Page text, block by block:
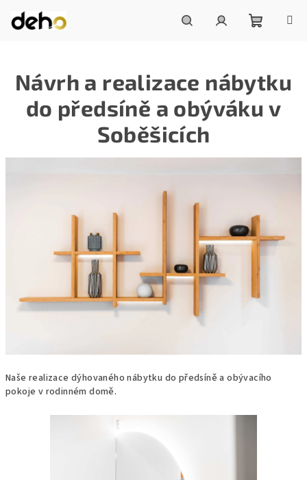
obsah
košík
Návrh a realizace nábytku
do předsíně a obýváku v
Soběšicích
Naše realizace dýhovaného nábytku do předsíně a obývacího
pokoje v rodinném domě.